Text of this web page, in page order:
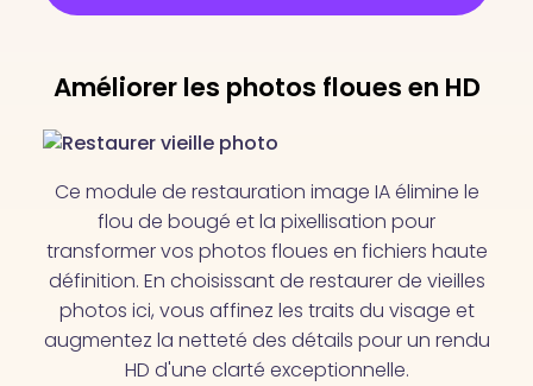
Améliorer les photos floues en HD
Ce module de restauration image IA élimine le
flou de bougé et la pixellisation pour
transformer vos photos floues en fichiers haute
définition. En choisissant de restaurer de vieilles
photos ici, vous affinez les traits du visage et
augmentez la netteté des détails pour un rendu
HD d'une clarté exceptionnelle.